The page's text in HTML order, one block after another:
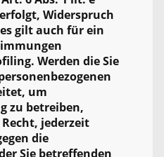
Widerspruch
gilt auch für ein
Werden die Sie
um
zu betreiben,
jederzeit
die
Sie betreffenden